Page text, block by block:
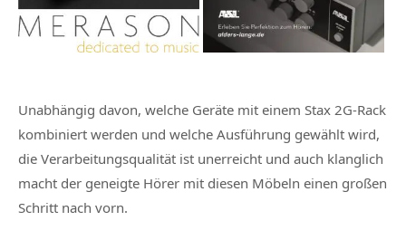
Unabhängig davon, welche Geräte mit einem Stax 2G-Rack
kombiniert werden und welche Ausführung gewählt wird,
die Verarbeitungsqualität ist unerreicht und auch klanglich
macht der geneigte Hörer mit diesen Möbeln einen großen
Schritt nach vorn.